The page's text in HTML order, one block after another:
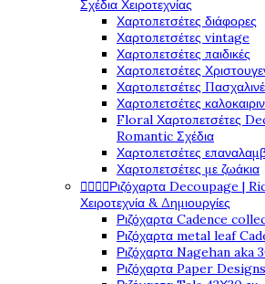
Σχέδια Χειροτεχνίας
Χαρτοπετσέτες διάφορες
Χαρτοπετσέτες vintage
Χαρτοπετσέτες παιδικές
Χαρτοπετσέτες
Χαρτοπετσέτες
Χαρτοπετσέτες
Floral Χαρτοπετσέτες
Romantic Σχέδια
Χαρτοπετσέτες
Χαρτοπετσέτες με ζωάκια
Ριζόχαρτα Decoupage |
Χειροτεχνία & Δημιουργίες
Ριζόχαρτα Cadence
Ριζόχαρτα metal leaf
Ριζόχαρτα Nagehan aka
Ριζόχαρτα Paper